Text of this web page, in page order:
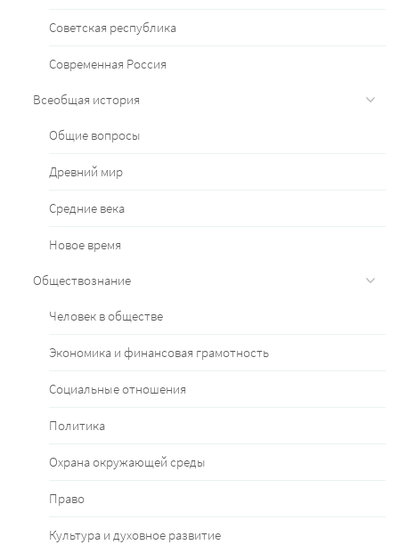
Советская республика
Современная Россия
Всеобщая история
Общие вопросы
Древний мир
Средние века
Новое время
Обществознание
Человек в обществе
Экономика и финансовая грамотность
Социальные отношения
Политика
Охрана окружающей среды
Право
Культура и духовное развитие